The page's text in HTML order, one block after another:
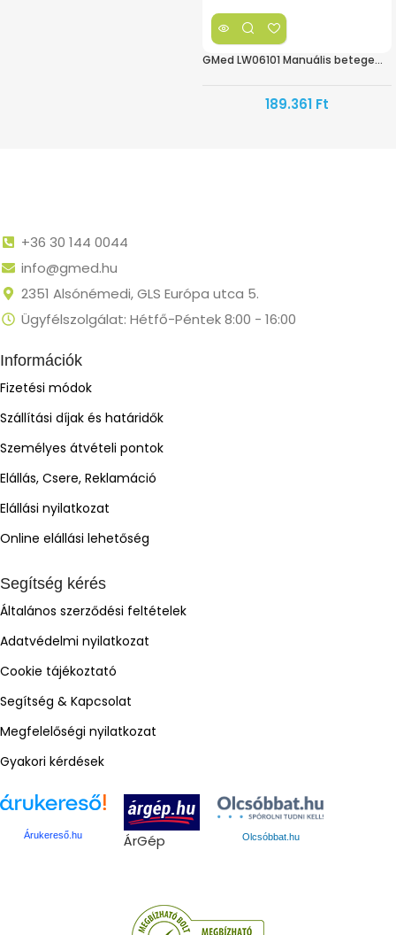
GMed LW06101 Manuális betegemelő
189.361 Ft
+36 30 144 0044
info@gmed.hu
2351 Alsónémedi, GLS Európa utca 5.
Ügyfélszolgálat: Hétfő-Péntek 8:00 - 16:00
Információk
Fizetési módok
Szállítási díjak és határidők
Személyes átvételi pontok
Elállás, Csere, Reklamáció
Elállási nyilatkozat
Online elállási lehetőség
Segítség kérés
Általános szerződési feltételek
Adatvédelmi nyilatkozat
Cookie tájékoztató
Segítség & Kapcsolat
Megfelelőségi nyilatkozat
Gyakori kérdések
Árukereső.hu ÁrGép Olcsóbbat.hu